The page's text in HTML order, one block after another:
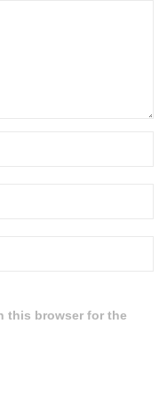
this browser for the